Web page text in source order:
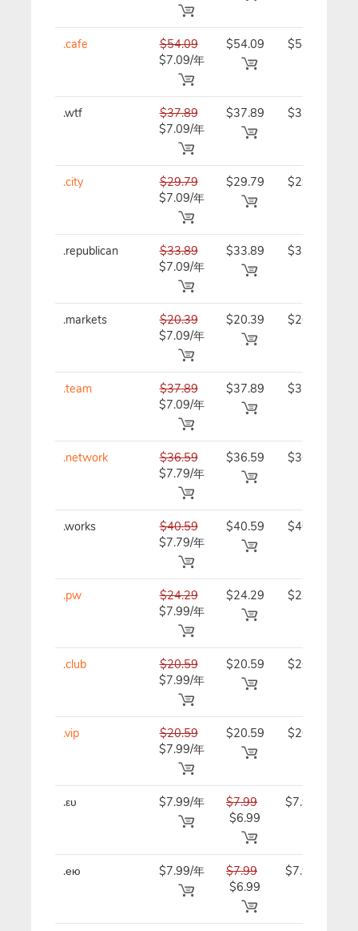
.cafe
$54.09
$7.09/年
$54.09
$54.09/
.wtf
$37.89
$7.09/年
$37.89
$37.89/
.city
$29.79
$7.09/年
$29.79
$29.79/
.republican
$33.89
$7.09/年
$33.89
$33.89/
.markets
$20.39
$7.09/年
$20.39
$20.39/
.team
$37.89
$7.09/年
$37.89
$37.89/
.network
$36.59
$7.79/年
$36.59
$36.59/
.works
$40.59
$7.79/年
$40.59
$40.59/
.pw
$24.29
$7.99/年
$24.29
$24.29/
.club
$20.59
$7.99/年
$20.59
$20.59/
.vip
$20.59
$7.99/年
$20.59
$20.59/
.ευ $7.99/年
$7.99
$6.99
$7.99/年
.ею $7.99/年
$7.99
$6.99
$7.99/年